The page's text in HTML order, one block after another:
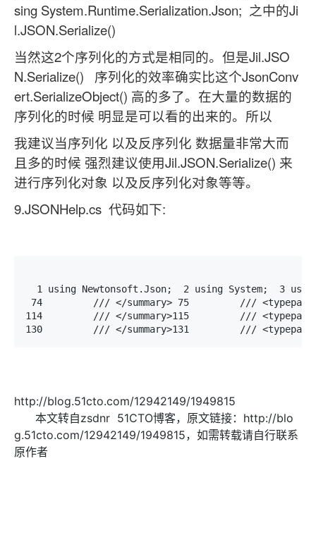
sing System.Runtime.Serialization.Json; 之中的Ji
l.JSON.Serialize()
当然这2个序列化的方式是相同的。但是Jil.JSO
N.Serialize() 序列化的效率确实比这个JsonConv
ert.SerializeObject() 高的多了。在大量的数据的
序列化的时候 明显是可以看的出来的。所以
我建议当序列化 以及反序列化 数据量非常大而
且多的时候 强烈建议使用Jil.JSON.Serialize() 来
进行序列化对象 以及反序列化对象等等。
9.JSONHelp.cs 代码如下:
1 using Newtonsoft.Json;  2 using System;  3
74         /// </summary> 75         ///
114         /// </summary>115         ///
130         /// </summary>131         ///
http://blog.51cto.com/12942149/1949815
本文转自zsdnr 51CTO博客，原文链接：http://blo
g.51cto.com/12942149/1949815，如需转载请自行联系
原作者